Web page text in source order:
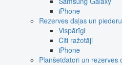
iPhone
Rezerves daļas un
Vispārīgi
Citi ražotāji
iPhone
Planšetdatori un rezerves